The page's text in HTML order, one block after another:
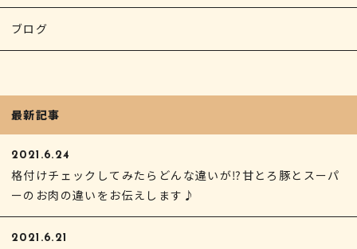
ブログ
最新記事
2021.6.24
格付けチェックしてみたらどんな違いが⁉甘とろ豚とスーパ
ーのお肉の違いをお伝えします♪
2021.6.21